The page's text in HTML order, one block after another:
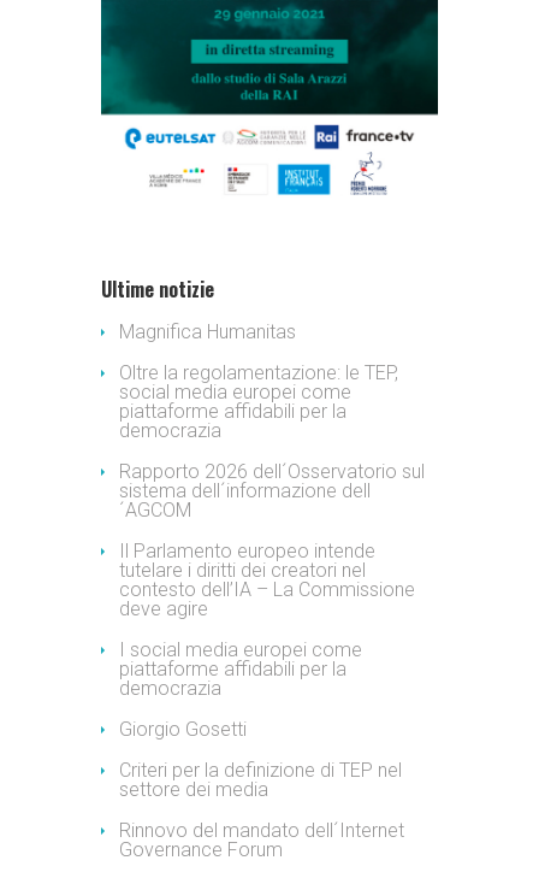
Ultime notizie
Magnifica Humanitas
Oltre la regolamentazione: le TEP,
social media europei come
piattaforme affidabili per la
democrazia
Rapporto 2026 dell´Osservatorio sul
sistema dell´informazione dell
´AGCOM
Il Parlamento europeo intende
tutelare i diritti dei creatori nel
contesto dell’IA – La Commissione
deve agire
I social media europei come
piattaforme affidabili per la
democrazia
Giorgio Gosetti
Criteri per la definizione di TEP nel
settore dei media
Rinnovo del mandato dell´Internet
Governance Forum